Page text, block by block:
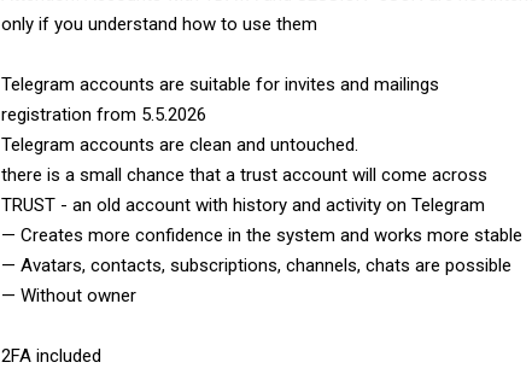
only if you understand how to use them
Telegram accounts are suitable for invites and mailings
registration from 5.5.2026
Telegram accounts are clean and untouched.
there is a small chance that a trust account will come across
TRUST - an old account with history and activity on Telegram
— Creates more confidence in the system and works more stable
— Avatars, contacts, subscriptions, channels, chats are possible
— Without owner
2FA included